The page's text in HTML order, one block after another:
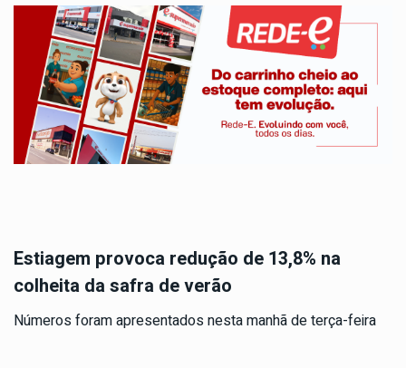
Estiagem provoca redução de 13,8% na
colheita da safra de verão
Números foram apresentados nesta manhã de terça-feira